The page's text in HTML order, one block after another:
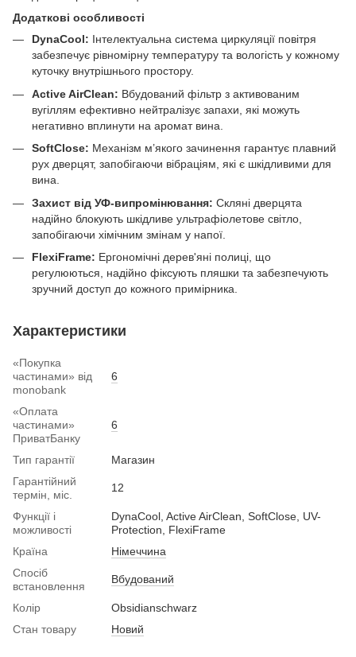
Додаткові особливості
DynaCool: Інтелектуальна система циркуляції повітря
забезпечує рівномірну температуру та вологість у кожному
куточку внутрішнього простору.
Active AirClean: Вбудований фільтр з активованим
вугіллям ефективно нейтралізує запахи, які можуть
негативно вплинути на аромат вина.
SoftClose: Механізм м’якого зачинення гарантує плавний
рух дверцят, запобігаючи вібраціям, які є шкідливими для
вина.
Захист від УФ-випромінювання: Скляні дверцята
надійно блокують шкідливе ультрафіолетове світло,
запобігаючи хімічним змінам у напої.
FlexiFrame: Ергономічні дерев'яні полиці, що
регулюються, надійно фіксують пляшки та забезпечують
зручний доступ до кожного примірника.
Характеристики
«Покупка
частинами» від
monobank
6
«Оплата
частинами»
ПриватБанку
6
Тип гарантії
Магазин
Гарантійний
термін, міс.
12
Функції і
можливості
DynaCool, Active AirClean, SoftClose, UV-
Protection, FlexiFrame
Країна
Німеччина
Спосіб
встановлення
Вбудований
Колір
Obsidianschwarz
Стан товару
Новий